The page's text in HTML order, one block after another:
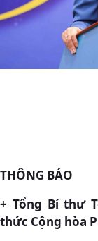
THÔNG BÁO
+ Tổng Bí thư
thức Cộng hòa